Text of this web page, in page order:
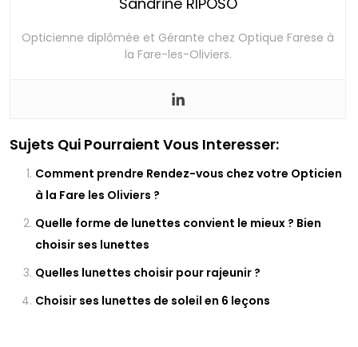
Opticienne diplômée et Gérante chez Optique Farese à
la Fare-les-Oliviers.
Sujets Qui Pourraient Vous Interesser:
Comment prendre Rendez-vous chez votre Opticien
à la Fare les Oliviers ?
Quelle forme de lunettes convient le mieux ? Bien
choisir ses lunettes
Quelles lunettes choisir pour rajeunir ?
Choisir ses lunettes de soleil en 6 leçons